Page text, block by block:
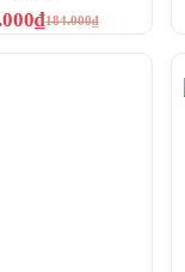
184.000₫
₫